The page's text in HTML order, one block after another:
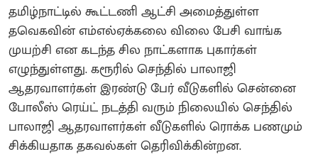
தமிழ்நாட்டில் கூட்டணி ஆட்சி அமைத்துள்ள
தவெகவின் எம்எல்ஏக்கலை விலை பேசி வாங்க
முயற்சி என கடந்த சில நாட்களாக புகார்கள்
எழுந்துள்ளது. கரூரில் செந்தில் பாலாஜி
ஆதரவாளர்கள் இரண்டு பேர் வீடுகளில் சென்னை
போலீஸ் ரெய்ட் நடத்தி வரும் நிலையில் செந்தில்
பாலாஜி ஆதரவாளர்கள் வீடுகளில் ரொக்க பணமும்
சிக்கியதாக தகவல்கள் தெரிவிக்கின்றன.